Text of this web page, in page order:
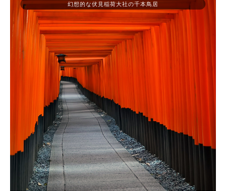
幻想的な伏見稲荷大社の千本鳥居